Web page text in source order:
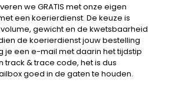
we GRATIS met onze eigen
een koerierdienst. De keuze is
gewicht en de kwetsbaarheid
de koerierdienst jouw bestelling
je een e-mail met daarin het tijdstip
track & trace code, het is dus
goed in de gaten te houden.